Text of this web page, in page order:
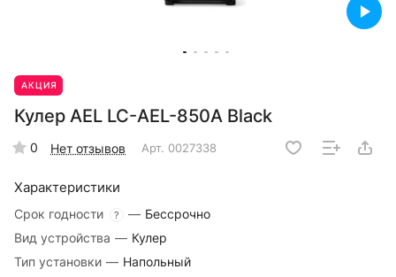
АКЦИЯ
Кулер AEL LC-AEL-850A Black
0 Нет отзывов Арт. 0027338
Характеристики
Срок годности ? — Бессрочно
Вид устройства — Кулер
Тип установки — Напольный